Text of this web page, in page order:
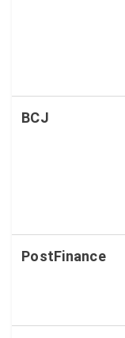
BCJ
PostFinance